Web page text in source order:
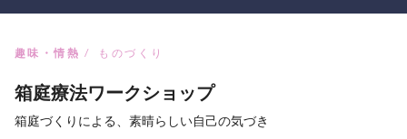
趣味・情熱 ものづくり
箱庭療法ワークショップ
箱庭づくりによる、素晴らしい自己の気づき